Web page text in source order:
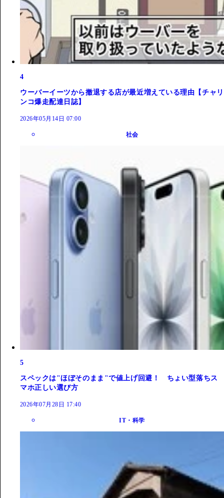
4
ウーバーイーツから撤退する店が最近増えている理由【チャリ
ンコ爆走配達日誌】
2026年05月14日 07:00
社会
5
スペックは"ほぼそのまま"で値上げ回避！ ちょい型落ちス
マホ正しい選び方
2026年07月28日 17:40
IT・科学